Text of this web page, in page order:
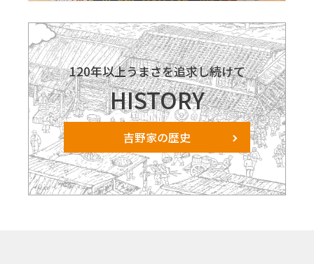
120年以上うまさを追求し続けて
HISTORY
吉野家の歴史